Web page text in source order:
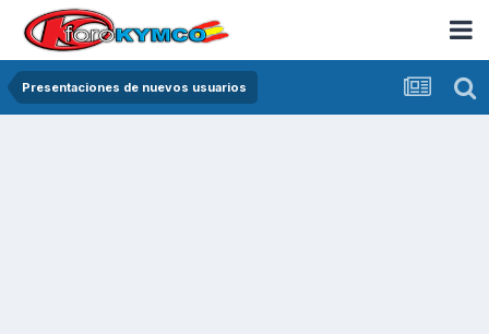
Presentaciones de nuevos usuarios